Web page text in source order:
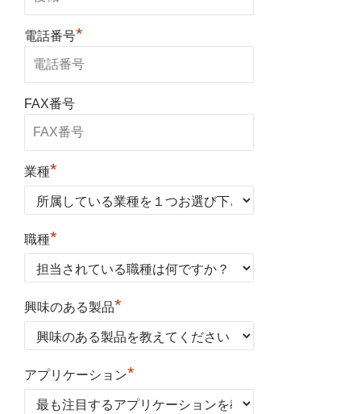
電話番号*
FAX番号
業種*
職種*
興味のある製品*
アプリケーション*